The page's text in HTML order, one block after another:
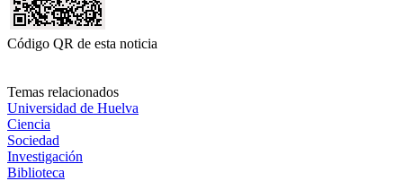
Código QR de esta noticia
Temas relacionados
Universidad de Huelva
Ciencia
Sociedad
Investigación
Biblioteca